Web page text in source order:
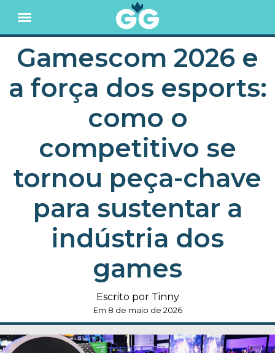
Gamescom 2026 e
a força dos esports:
como o
competitivo se
tornou peça-chave
para sustentar a
indústria dos
games
Escrito por Tinny
Em 8 de maio de 2026